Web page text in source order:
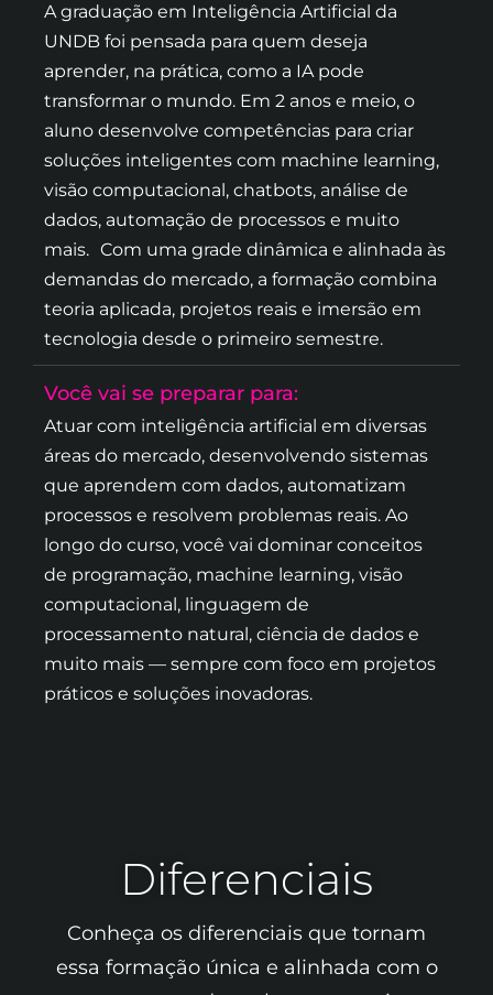
A graduação em Inteligência Artificial da
UNDB foi pensada para quem deseja
aprender, na prática, como a IA pode
transformar o mundo. Em 2 anos e meio, o
aluno desenvolve competências para criar
soluções inteligentes com machine learning,
visão computacional, chatbots, análise de
dados, automação de processos e muito
mais. Com uma grade dinâmica e alinhada às
demandas do mercado, a formação combina
teoria aplicada, projetos reais e imersão em
tecnologia desde o primeiro semestre.
Você vai se preparar para:
Atuar com inteligência artificial em diversas
áreas do mercado, desenvolvendo sistemas
que aprendem com dados, automatizam
processos e resolvem problemas reais. Ao
longo do curso, você vai dominar conceitos
de programação, machine learning, visão
computacional, linguagem de
processamento natural, ciência de dados e
muito mais — sempre com foco em projetos
práticos e soluções inovadoras.
Diferenciais
Conheça os diferenciais que tornam
essa formação única e alinhada com o